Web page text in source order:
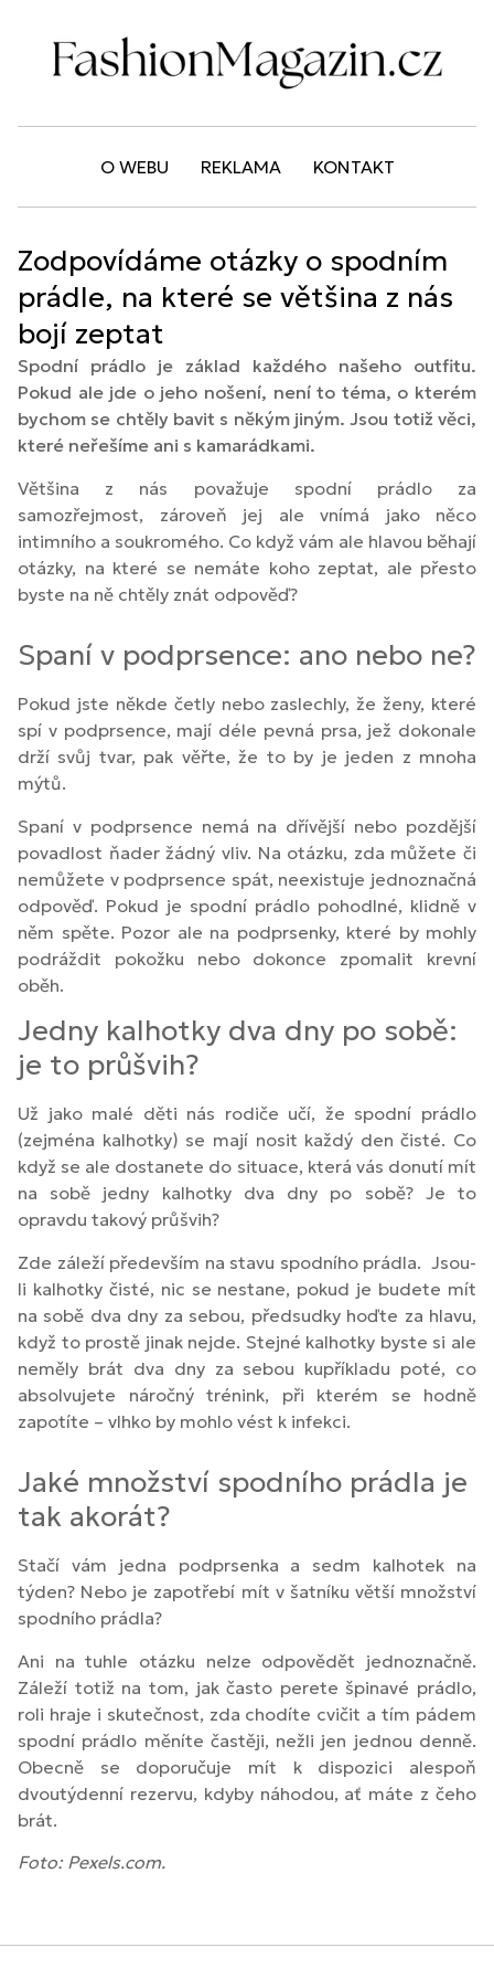
O WEBU REKLAMA KONTAKT
Zodpovídáme otázky o spodním
prádle, na které se většina z nás
bojí zeptat
Spodní prádlo je základ každého našeho outfitu.
Pokud ale jde o jeho nošení, není to téma, o kterém
bychom se chtěly bavit s někým jiným. Jsou totiž věci,
které neřešíme ani s kamarádkami.
Většina z nás považuje spodní prádlo za
samozřejmost, zároveň jej ale vnímá jako něco
intimního a soukromého. Co když vám ale hlavou běhají
otázky, na které se nemáte koho zeptat, ale přesto
byste na ně chtěly znát odpověď?
Spaní v podprsence: ano nebo ne?
Pokud jste někde četly nebo zaslechly, že ženy, které
spí v podprsence, mají déle pevná prsa, jež dokonale
drží svůj tvar, pak věřte, že to by je jeden z mnoha
mýtů.
Spaní v podprsence nemá na dřívější nebo pozdější
povadlost ňader žádný vliv. Na otázku, zda můžete či
nemůžete v podprsence spát, neexistuje jednoznačná
odpověď. Pokud je spodní prádlo pohodlné, klidně v
něm spěte. Pozor ale na podprsenky, které by mohly
podráždit pokožku nebo dokonce zpomalit krevní
oběh.
Jedny kalhotky dva dny po sobě:
je to průšvih?
Už jako malé děti nás rodiče učí, že spodní prádlo
(zejména kalhotky) se mají nosit každý den čisté. Co
když se ale dostanete do situace, která vás donutí mít
na sobě jedny kalhotky dva dny po sobě? Je to
opravdu takový průšvih?
Zde záleží především na stavu spodního prádla. Jsou-
li kalhotky čisté, nic se nestane, pokud je budete mít
na sobě dva dny za sebou, předsudky hoďte za hlavu,
když to prostě jinak nejde. Stejné kalhotky byste si ale
neměly brát dva dny za sebou kupříkladu poté, co
absolvujete náročný trénink, při kterém se hodně
zapotíte – vlhko by mohlo vést k infekci.
Jaké množství spodního prádla je
tak akorát?
Stačí vám jedna podprsenka a sedm kalhotek na
týden? Nebo je zapotřebí mít v šatníku větší množství
spodního prádla?
Ani na tuhle otázku nelze odpovědět jednoznačně.
Záleží totiž na tom, jak často perete špinavé prádlo,
roli hraje i skutečnost, zda chodíte cvičit a tím pádem
spodní prádlo měníte častěji, nežli jen jednou denně.
Obecně se doporučuje mít k dispozici alespoň
dvoutýdenní rezervu, kdyby náhodou, ať máte z čeho
brát.
Foto: Pexels.com.